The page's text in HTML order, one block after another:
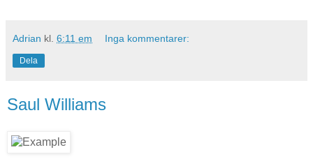
Adrian kl. 6:11 em Inga kommentarer:
Dela
Saul Williams